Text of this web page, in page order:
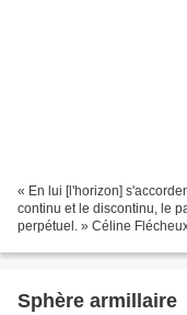
« En lui [l'horizon]
continu et le discontinu, le
perpétuel. » Céline
Sphère armillaire